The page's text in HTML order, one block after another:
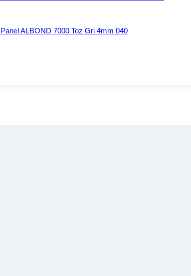
ALBOND 7000 Toz Gri 4mm 040